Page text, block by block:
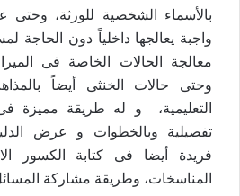
بالأسماء الشخصية للورثة، وحتى
واجبة يعالجها داخلياً دون الحاجة
معالجة الحالات الخاصة فى
وحتى حالات الخنثى أيضاً
التعليمية، و له طريقة مميزة
تفصيلية وبالخطوات و عرض
فريدة أيضا فى كتابة الكسور
المناسخات، وطريقة مشاركة